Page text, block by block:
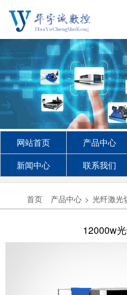
网站首页 产品中心
新闻中心
联系我们
首页 产品中心 > 光纤激光
12000w